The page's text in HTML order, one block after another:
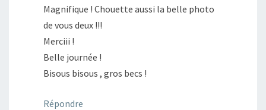
Magnifique ! Chouette aussi la belle photo
de vous deux !!!
Merciii !
Belle journée !
Bisous bisous , gros becs !
Répondre